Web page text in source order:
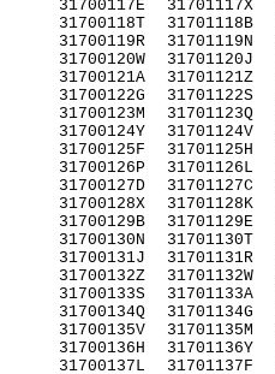
31700117E
31700118T
31700119R
31700120W
31700121A
31700122G
31700123M
31700124Y
31700125F
31700126P
31700127D
31700128X
31700129B
31700130N
31700131J
31700132Z
31700133S
31700134Q
31700135V
31700136H
31700137L
31701117X
31701118B
31701119N
31701120J
31701121Z
31701122S
31701123Q
31701124V
31701125H
31701126L
31701127C
31701128K
31701129E
31701130T
31701131R
31701132W
31701133A
31701134G
31701135M
31701136Y
31701137F